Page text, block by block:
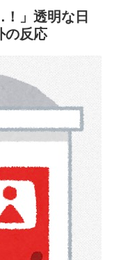
」透明な日
の反応